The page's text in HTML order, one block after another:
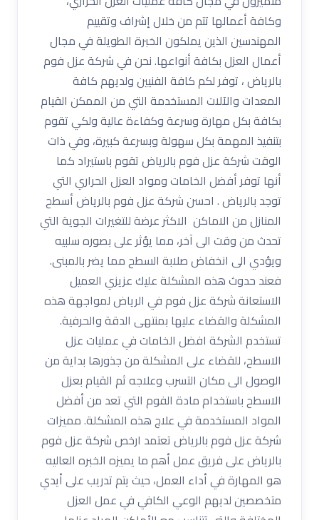
وكافة أعمالها تتم من خلال إشراف وتقييم
المهندسين الذين يملكون الخبرة الطويلة في مجال
أعمال العزل بكافة أنواعها. نحن في شركة عزل فوم
بالرياض ، توفر لكم كافة الفنيين ولديهم كافة
المعدات والآلات المستخدمة التي من الممكن القيام
بكافة بكل مهارة وسرعة وكفاءة عالية ولكي تقوم
بتنفيذ المهمة بكل سهولة وبسرعة كبيرة، وفي ذات
الوقت شركة عزل فوم بالرياض تقوم باستيراد كما
أنها توفر أفضل الخامات ومواد العزل الحراري التي
توجد بالرياض . احسن شركة عزل فوم بالرياض أسطح
المنازل من الاماكن الاكثر عرضة للتغيرات الجوية التي
تحدث من وقت الى آخر، مما يؤثر على بصوره سلبيه
ويؤدي الى انخفاض صلابة السطح مما يضر بالمبنى.
فعند حدوث هذه المشكلة عليك عزيزي العميل
الاستعانة شركة عزل فوم في الرياض لمواجهة هذه
المشكلة والقضاء عليها بمنتهى الدقة والحرفية.
تستخدم الشركة افضل الخامات في عمليات عزل
الاسطح، للقضاء على المشكلة من جذورها بداية من
الوصول الى مكان التسرب وعلاجه ثم القيام بعزل
الاسطح باستخدام مادة الفوم التي تعد من أفضل
المواد المستخدمة في علاج هذه المشكلة. مميزات
شركة عزل فوم بالرياض تعتمد ارخص شركة عزل فوم
بالرياض على فريق عمل أهم ما يميزه الخبره العاليه
هو المهارة في أداء العمل، حيث يتم تدريب على أيدي
متخصصين لديهم الوعي الكافي في عمل العزل